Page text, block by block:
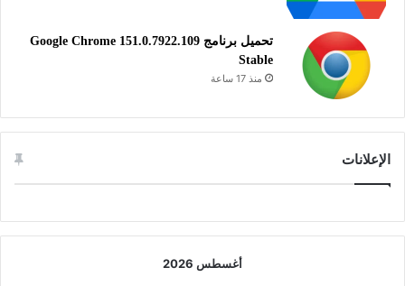
تحميل برنامج Google Chrome 151.0.7922.109
Stable
منذ 17 ساعة
الإعلانات
أغسطس 2026